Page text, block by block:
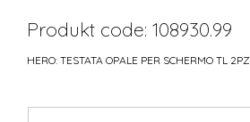
Produkt code: 108930.99
HERO: TESTATA OPALE PER SCHERMO TL 2PZ